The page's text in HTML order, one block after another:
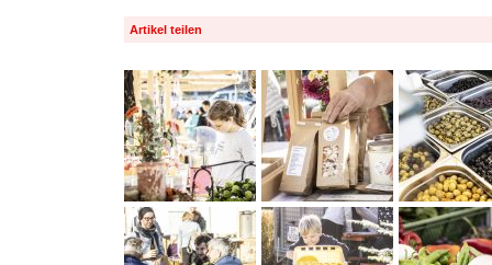
Artikel teilen